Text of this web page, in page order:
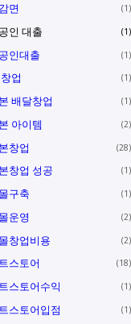
면 1
인 대출 1
인대출 1
업 1
배달창업 1
아이템 2
창업 28
창업 성공 1
구축 1
운영 2
창업비용 2
스토어 18
스토어수익 1
스토어입점 1